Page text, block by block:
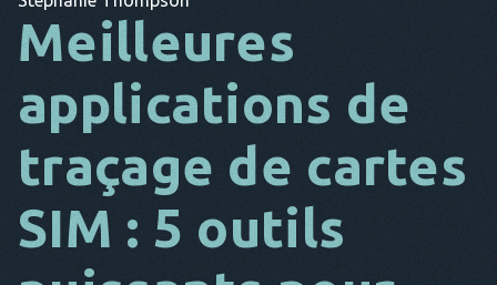
CS
DA
FR
Meilleures
applications de
traçage de cartes
SIM : 5 outils